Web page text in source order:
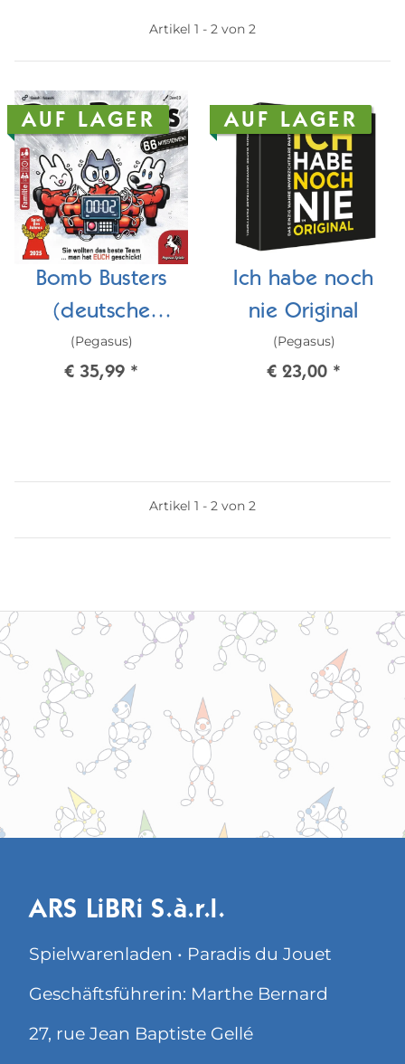
Artikel 1 - 2 von 2
AUF LAGER
Bomb Busters
(deutsche
Version)
(Pegasus)
€ 35,99 *
AUF LAGER
Ich habe noch
nie Original
(Pegasus)
€ 23,00 *
Artikel 1 - 2 von 2
ARS LiBRi S.à.r.l.
Spielwarenladen • Paradis du Jouet
Geschäftsführerin: Marthe Bernard
27, rue Jean Baptiste Gellé